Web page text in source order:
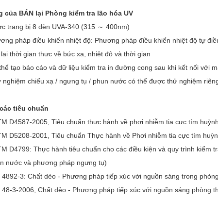
của BÁN lại Phòng kiểm tra lão hóa UV
trang bị 8 đèn UVA-340 (315 ～ 400nm)
pháp điều khiển nhiệt độ: Phương pháp điều khiển nhiệt độ tự
thời gian thực về bức xạ, nhiệt độ và thời gian
tạo báo cáo và dữ liệu kiểm tra in đường cong sau khi kết nối với
nghiệm chiếu xạ / ngưng tụ / phun nước có thể được thử nghiệm
tiêu chuẩn
D4587-2005, Tiêu chuẩn thực hành về phơi nhiễm tia cực tím
D5208-2001, Tiêu chuẩn Thực hành về Phơi nhiễm tia cực tím
D4799: Thực hành tiêu chuẩn cho các điều kiện và quy trình kiểm
nước và phương pháp ngưng tụ)
4892-3: Chất dẻo - Phương pháp tiếp xúc với nguồn sáng trong
48-3-2006, Chất dẻo - Phương pháp tiếp xúc với nguồn sáng phòng